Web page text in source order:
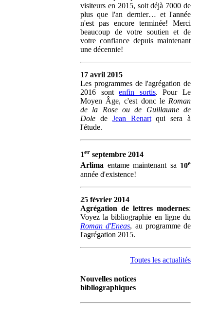
visiteurs en 2015, soit déjà 7000 de
plus que l'an dernier… et l'année
n'est pas encore terminée! Merci
beaucoup de votre soutien et de
votre confiance depuis maintenant
une décennie!
17 avril 2015
Les programmes de l'agrégation de
2016 sontenfin sortis. Pour Le
Moyen Âge, c'est donc le Roman
de la Rose ou de Guillaume de
Dole de Jean Renartqui sera à
l'étude.
1er septembre 2014
Arlima entame maintenant sa 10e
année d'existence!
25 février 2014
Agrégation de lettres modernes:
Voyez la bibliographie en ligne du
Roman d'Eneas, au programme de
l'agrégation 2015.
Toutes les actualités
Nouvelles notices
bibliographiques